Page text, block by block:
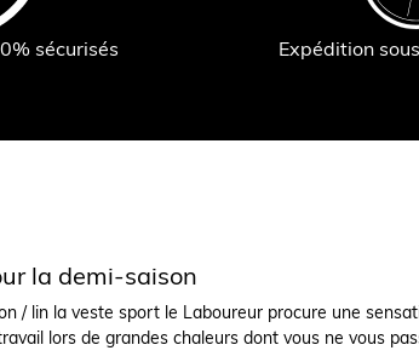
sécurisés Expédition
la demi-saison
/ lin la veste sport le Laboureur procure une
lors de grandes chaleurs dont vous ne vous